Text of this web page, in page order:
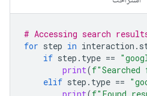
# Accessing search
for step in interaction .
if step . type ==
print(f
elif step . type ==